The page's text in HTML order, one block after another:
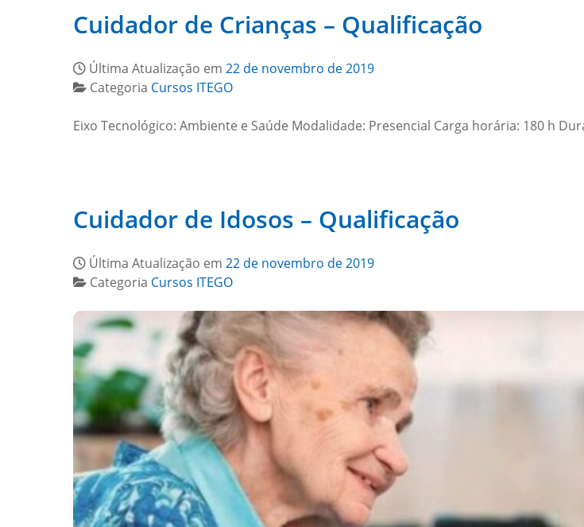
Cuidador de Crianças – Qualificação
Última Atualização em 22 de novembro de 2019
Categoria Cursos ITEGO
Eixo Tecnológico: Ambiente e Saúde Modalidade: Presencial Carga horária: 180 h
Cuidador de Idosos – Qualificação
Última Atualização em 22 de novembro de 2019
Categoria Cursos ITEGO